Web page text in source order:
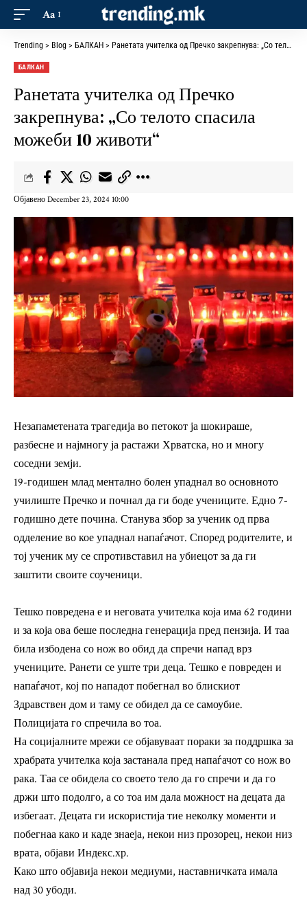
Aa
Trending > Blog > БАЛКАН > Ранетата учителка од Пречко закрепнува: „Со телото спасила можеби 10 животи“
БАЛКАН
Ранетата учителка од Пречко
закрепнува: „Со телото спасила
можеби 10 животи“
Објавено December 23, 2024 10:00
Незапаметената трагедија во петокот ја шокираше,
разбесне и најмногу ја растажи Хрватска, но и многу
соседни земји.
19-годишен млад ментално болен упаднал во основното
училиште Пречко и почнал да ги боде учениците. Едно 7-
годишно дете почина. Станува збор за ученик од прва
одделение во кое упаднал напаѓачот. Според родителите, и
тој ученик му се спротивставил на убиецот за да ги
заштити своите соученици.
Тешко повредена е и неговата учителка која има 62 години
и за која ова беше последна генерација пред пензија. И таа
била избодена со нож во обид да спречи напад врз
учениците. Ранети се уште три деца. Тешко е повреден и
напаѓачот, кој по нападот побегнал во блискиот
Здравствен дом и таму се обидел да се самоубие.
Полицијата го спречила во тоа.
На социјалните мрежи се објавуваат пораки за поддршка за
храбрата учителка која застанала пред напаѓачот со нож во
рака. Таа се обидела со своето тело да го спречи и да го
држи што подолго, а со тоа им дала можност на децата да
избегаат. Децата ги искористија тие неколку моменти и
побегнаа како и каде знаеја, некои низ прозорец, некои низ
врата, објави Индекс.хр.
Како што објавија некои медиуми, наставничката имала
над 30 убоди.